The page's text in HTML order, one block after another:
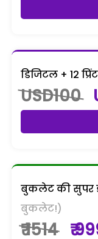
डिजिटल + 12
USD100
बुकलेट की सुपर
बुकलेट!)
₹ 1514 ₹